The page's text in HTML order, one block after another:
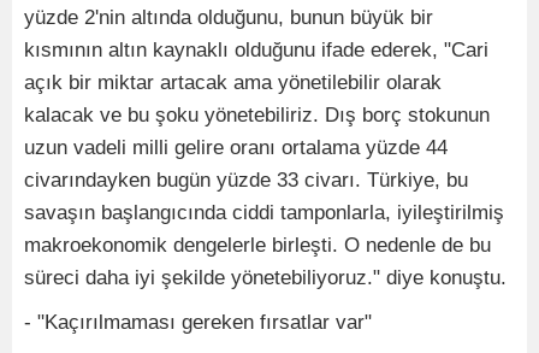
yüzde 2'nin altında olduğunu, bunun büyük bir
kısmının altın kaynaklı olduğunu ifade ederek, "Cari
açık bir miktar artacak ama yönetilebilir olarak
kalacak ve bu şoku yönetebiliriz. Dış borç stokunun
uzun vadeli milli gelire oranı ortalama yüzde 44
civarındayken bugün yüzde 33 civarı. Türkiye, bu
savaşın başlangıcında ciddi tamponlarla, iyileştirilmiş
makroekonomik dengelerle birleşti. O nedenle de bu
süreci daha iyi şekilde yönetebiliyoruz." diye konuştu.
- "Kaçırılmaması gereken fırsatlar var"